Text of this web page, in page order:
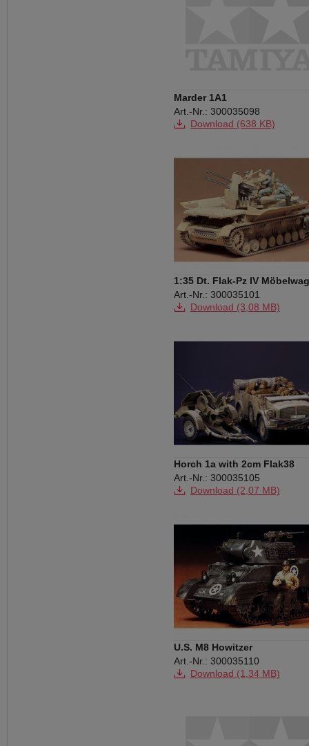
Marder 1A1
Art.-Nr.: 300035098
Download (638 KB)
1:35 Dt. Flak-Pz IV
(4)
Art.-Nr.: 300035101
Download (3,08 MB)
Horch 1a with 2cm Flak38
Art.-Nr.: 300035105
Download (2,07 MB)
U.S. M8 Howitzer
Art.-Nr.: 300035110
Download (1,34 MB)